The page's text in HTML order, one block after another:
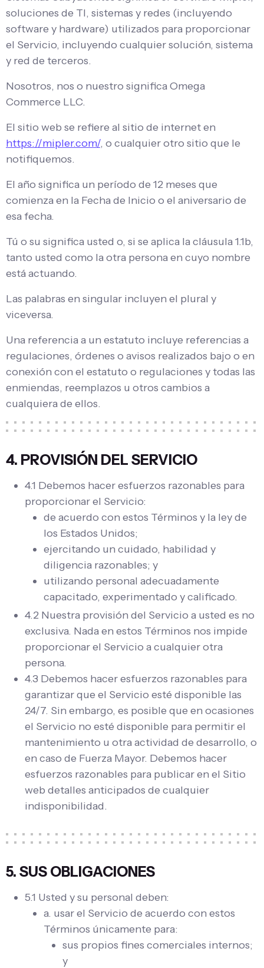
soluciones de TI, sistemas y redes (incluyendo
software y hardware) utilizados para proporcionar
el Servicio, incluyendo cualquier solución, sistema
y red de terceros.
Nosotros, nos o nuestro significa Omega
Commerce LLC.
El sitio web se refiere al sitio de internet en
https://mipler.com/, o cualquier otro sitio que le
notifiquemos.
El año significa un período de 12 meses que
comienza en la Fecha de Inicio o el aniversario de
esa fecha.
Tú o su significa usted o, si se aplica la cláusula 1.1b,
tanto usted como la otra persona en cuyo nombre
está actuando.
Las palabras en singular incluyen el plural y
viceversa.
Una referencia a un estatuto incluye referencias a
regulaciones, órdenes o avisos realizados bajo o en
conexión con el estatuto o regulaciones y todas las
enmiendas, reemplazos u otros cambios a
cualquiera de ellos.
4. PROVISIÓN DEL SERVICIO
4.1 Debemos hacer esfuerzos razonables para
proporcionar el Servicio:
de acuerdo con estos Términos y la ley de
los Estados Unidos;
ejercitando un cuidado, habilidad y
diligencia razonables; y
utilizando personal adecuadamente
capacitado, experimentado y calificado.
4.2 Nuestra provisión del Servicio a usted es no
exclusiva. Nada en estos Términos nos impide
proporcionar el Servicio a cualquier otra
persona.
4.3 Debemos hacer esfuerzos razonables para
garantizar que el Servicio esté disponible las
24/7. Sin embargo, es posible que en ocasiones
el Servicio no esté disponible para permitir el
mantenimiento u otra actividad de desarrollo, o
en caso de Fuerza Mayor. Debemos hacer
esfuerzos razonables para publicar en el Sitio
web detalles anticipados de cualquier
indisponibilidad.
5. SUS OBLIGACIONES
5.1 Usted y su personal deben:
a. usar el Servicio de acuerdo con estos
Términos únicamente para:
sus propios fines comerciales internos;
y